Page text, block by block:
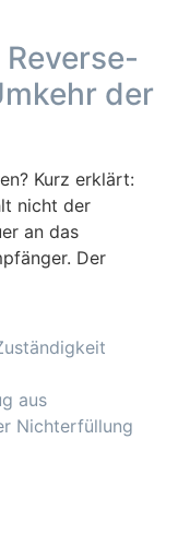
der
Kurz erklärt:
nicht der
an das
Der
aus
Nichterfüllung